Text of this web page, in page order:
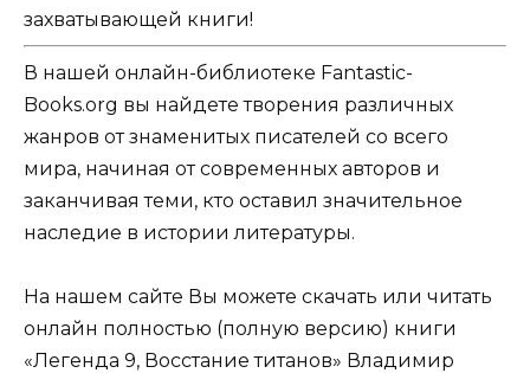
захватывающей книги!
В нашей онлайн-библиотеке Fantastic-
Books.org вы найдете творения различных
жанров от знаменитых писателей со всего
мира, начиная от современных авторов и
заканчивая теми, кто оставил значительное
наследие в истории литературы.
На нашем сайте Вы можете скачать или читать
онлайн полностью (полную версию) книги
«Легенда 9, Восстание титанов» Владимир